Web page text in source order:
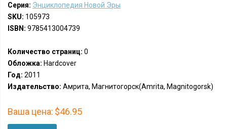
Серия: Энциклопедия Новой Эры
SKU: 105973
ISBN: 9785413004739
Количество страниц: 0
Обложка: Hardcover
Год: 2011
Издательство: Амрита, Магнитогорск(Amrita, Magnitogorsk)
Ваша цена: $46.95